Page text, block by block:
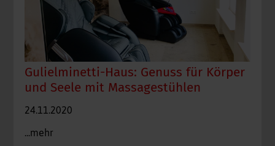
Gulielminetti-Haus: Genuss für Körper
und Seele mit Massagestühlen
24.11.2020
...mehr